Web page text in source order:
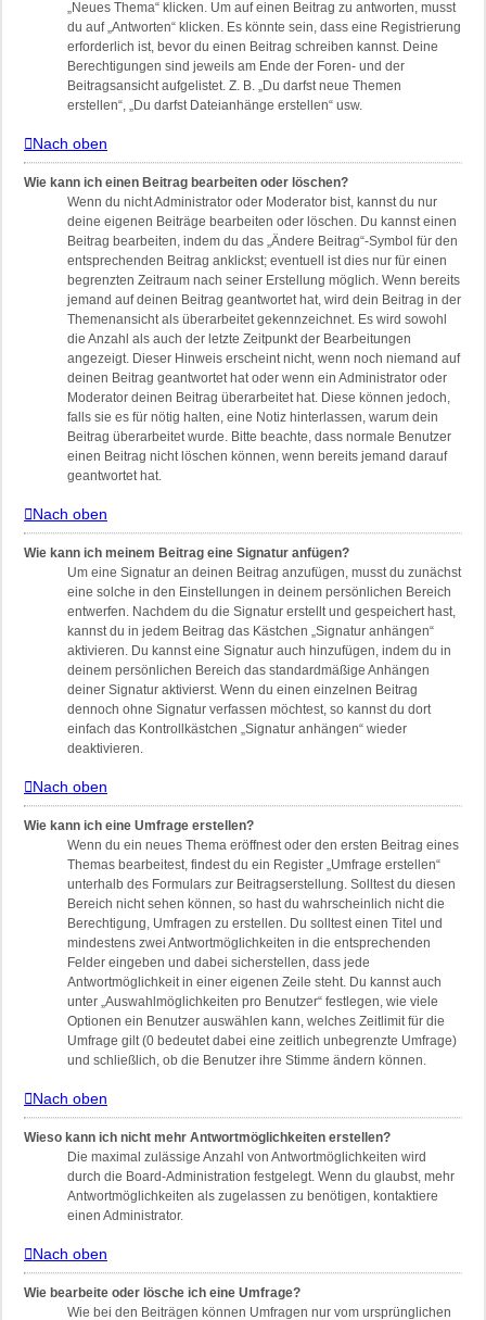
„Neues Thema“ klicken. Um auf einen Beitrag zu antworten, musst
du auf „Antworten“ klicken. Es könnte sein, dass eine Registrierung
erforderlich ist, bevor du einen Beitrag schreiben kannst. Deine
Berechtigungen sind jeweils am Ende der Foren- und der
Beitragsansicht aufgelistet. Z. B. „Du darfst neue Themen
erstellen“, „Du darfst Dateianhänge erstellen“ usw.
Nach oben
Wie kann ich einen Beitrag bearbeiten oder löschen?
Wenn du nicht Administrator oder Moderator bist, kannst du nur
deine eigenen Beiträge bearbeiten oder löschen. Du kannst einen
Beitrag bearbeiten, indem du das „Ändere Beitrag“-Symbol für den
entsprechenden Beitrag anklickst; eventuell ist dies nur für einen
begrenzten Zeitraum nach seiner Erstellung möglich. Wenn bereits
jemand auf deinen Beitrag geantwortet hat, wird dein Beitrag in der
Themenansicht als überarbeitet gekennzeichnet. Es wird sowohl
die Anzahl als auch der letzte Zeitpunkt der Bearbeitungen
angezeigt. Dieser Hinweis erscheint nicht, wenn noch niemand auf
deinen Beitrag geantwortet hat oder wenn ein Administrator oder
Moderator deinen Beitrag überarbeitet hat. Diese können jedoch,
falls sie es für nötig halten, eine Notiz hinterlassen, warum dein
Beitrag überarbeitet wurde. Bitte beachte, dass normale Benutzer
einen Beitrag nicht löschen können, wenn bereits jemand darauf
geantwortet hat.
Nach oben
Wie kann ich meinem Beitrag eine Signatur anfügen?
Um eine Signatur an deinen Beitrag anzufügen, musst du zunächst
eine solche in den Einstellungen in deinem persönlichen Bereich
entwerfen. Nachdem du die Signatur erstellt und gespeichert hast,
kannst du in jedem Beitrag das Kästchen „Signatur anhängen“
aktivieren. Du kannst eine Signatur auch hinzufügen, indem du in
deinem persönlichen Bereich das standardmäßige Anhängen
deiner Signatur aktivierst. Wenn du einen einzelnen Beitrag
dennoch ohne Signatur verfassen möchtest, so kannst du dort
einfach das Kontrollkästchen „Signatur anhängen“ wieder
deaktivieren.
Nach oben
Wie kann ich eine Umfrage erstellen?
Wenn du ein neues Thema eröffnest oder den ersten Beitrag eines
Themas bearbeitest, findest du ein Register „Umfrage erstellen“
unterhalb des Formulars zur Beitragserstellung. Solltest du diesen
Bereich nicht sehen können, so hast du wahrscheinlich nicht die
Berechtigung, Umfragen zu erstellen. Du solltest einen Titel und
mindestens zwei Antwortmöglichkeiten in die entsprechenden
Felder eingeben und dabei sicherstellen, dass jede
Antwortmöglichkeit in einer eigenen Zeile steht. Du kannst auch
unter „Auswahlmöglichkeiten pro Benutzer“ festlegen, wie viele
Optionen ein Benutzer auswählen kann, welches Zeitlimit für die
Umfrage gilt (0 bedeutet dabei eine zeitlich unbegrenzte Umfrage)
und schließlich, ob die Benutzer ihre Stimme ändern können.
Nach oben
Wieso kann ich nicht mehr Antwortmöglichkeiten erstellen?
Die maximal zulässige Anzahl von Antwortmöglichkeiten wird
durch die Board-Administration festgelegt. Wenn du glaubst, mehr
Antwortmöglichkeiten als zugelassen zu benötigen, kontaktiere
einen Administrator.
Nach oben
Wie bearbeite oder lösche ich eine Umfrage?
Wie bei den Beiträgen können Umfragen nur vom ursprünglichen